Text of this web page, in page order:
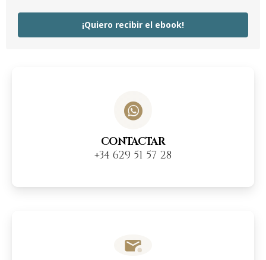
¡Quiero recibir el ebook!
CONTACTAR
+34 629 51 57 28